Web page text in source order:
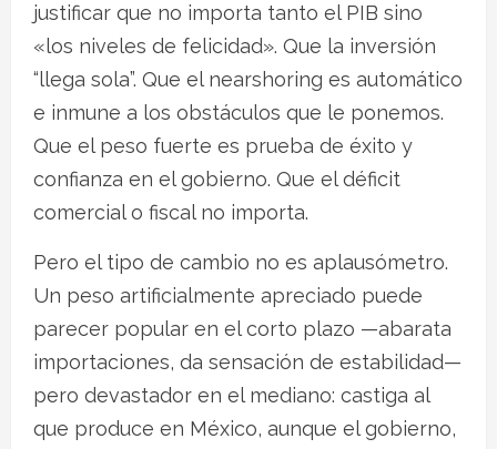
justificar que no importa tanto el PIB sino
«los niveles de felicidad». Que la inversión
“llega sola”. Que el nearshoring es automático
e inmune a los obstáculos que le ponemos.
Que el peso fuerte es prueba de éxito y
confianza en el gobierno. Que el déficit
comercial o fiscal no importa.
Pero el tipo de cambio no es aplausómetro.
Un peso artificialmente apreciado puede
parecer popular en el corto plazo —abarata
importaciones, da sensación de estabilidad—
pero devastador en el mediano: castiga al
que produce en México, aunque el gobierno,